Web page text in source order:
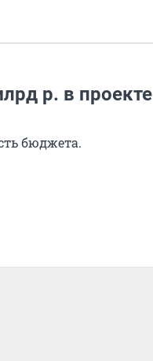
р. в проекте
бюджета.